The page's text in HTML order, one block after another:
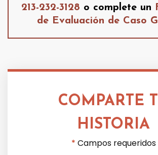
213-232-3128 o complete un
de Evaluación de Caso
COMPARTE
HISTORIA
* Campos requeridos